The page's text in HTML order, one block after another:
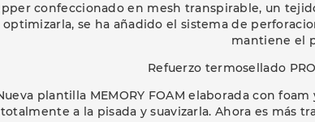
confeccionado en mesh transpirable, un
optimizarla, se ha añadido el sistema de
mantiene el
Refuerzo termosellado
plantilla MEMORY FOAM elaborada con
totalmente a la pisada y suavizarla. Ahora es más